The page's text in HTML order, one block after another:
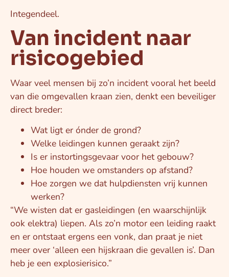
Integendeel.
Van incident naar
risicogebied
Waar veel mensen bij zo’n incident vooral het beeld
van die omgevallen kraan zien, denkt een beveiliger
direct breder:
Wat ligt er ónder de grond?
Welke leidingen kunnen geraakt zijn?
Is er instortingsgevaar voor het gebouw?
Hoe houden we omstanders op afstand?
Hoe zorgen we dat hulpdiensten vrij kunnen
werken?
“We wisten dat er gasleidingen (en waarschijnlijk
ook elektra) liepen. Als zo’n motor een leiding raakt
en er ontstaat ergens een vonk, dan praat je niet
meer over ‘alleen een hijskraan die gevallen is’. Dan
heb je een explosierisico.”